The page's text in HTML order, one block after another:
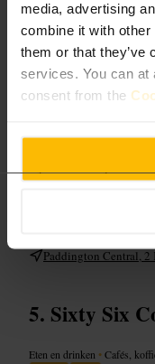
media, advertising
combine it with other
them or that they’ve
services. You can at
consent from the
Een stedelijke,
Espresso-centrische
Plantaardige melkopties
en korte stops.
Plan uw bezoek
Bestel aan de bar en
bij het raam als je wilt
kies dan een rustig
https://
Paddington Central,
Sixty Six
Eten en drinken •Cafés,